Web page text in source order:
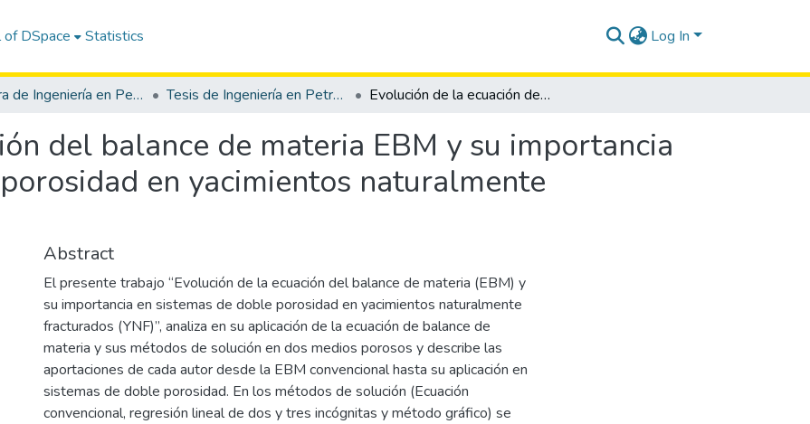
DSpace Statistics Log In
Carrera de Ingeniería en Petróleo Tesis de Ingeniería en Petróleo Evolución de la ecuación del balance de materia EBM y su importancia en sistemas de doble porosidad en yacimientos naturalmente fracturados YNF
del balance de materia EBM y su importancia
en yacimientos naturalmente
Abstract
El presente trabajo “Evolución de la ecuación del balance de materia (EBM) y
su importancia en sistemas de doble porosidad en yacimientos naturalmente
fracturados (YNF)”, analiza en su aplicación de la ecuación de balance de
materia y sus métodos de solución en dos medios porosos y describe las
aportaciones de cada autor desde la EBM convencional hasta su aplicación en
sistemas de doble porosidad. En los métodos de solución (Ecuación
convencional, regresión lineal de dos y tres incógnitas y método gráfico) se